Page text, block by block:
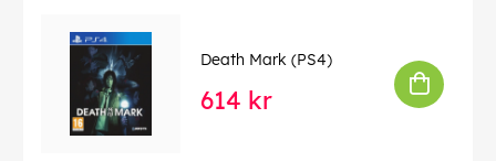
Death Mark (PS4)
614 kr